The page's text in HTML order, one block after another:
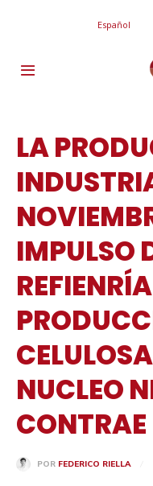
Español
LA
IMPULSO
NUCLEO
CONTRAE
POR FEDERICO RIELLA